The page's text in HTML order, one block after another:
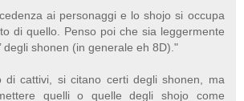
ai personaggi e lo shojo si occupa
di quello. Penso poi che sia leggermente
degli shonen (in generale eh 8D)."
di cattivi, si citano certi degli shonen, ma
quelli o quelle degli shojo come